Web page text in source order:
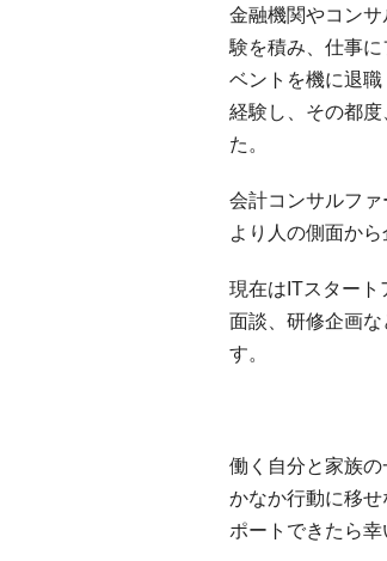
金融機関やコン
験を積み、仕事
ベントを機に退
経験し、その都
た。
会計コンサルファ
より人の側面か
現在はITスタート
面談、研修企画
す。
働く自分と家族
かなか行動に移
ポートできたら幸